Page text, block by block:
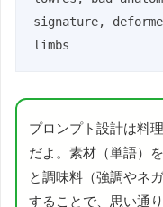
signature,
limbs
プロンプト設計は料
だよ。素材（単語）
と調味料（強調やネ
することで、思い通